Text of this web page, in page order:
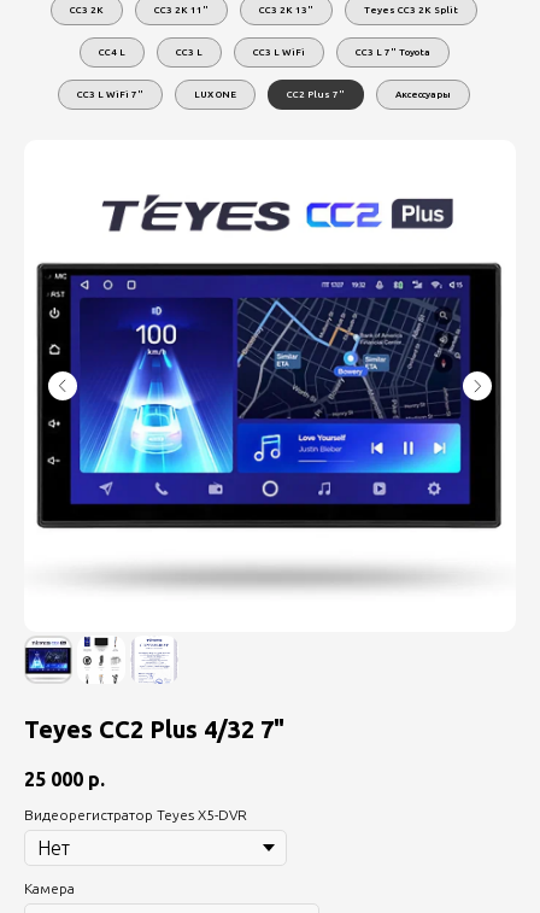
CC3 2K CC3 2K 11" CC3 2K 13" Teyes CC3 2K Split
CC4 L CC3 L CC3 L WiFi CC3 L 7" Toyota
CC3 L WiFi 7" LUX ONE CC2 Plus 7" Аксессуары
Teyes CC2 Plus 4/32 7"
25 000 р.
Видеорегистратор Teyes X5-DVR
Камера